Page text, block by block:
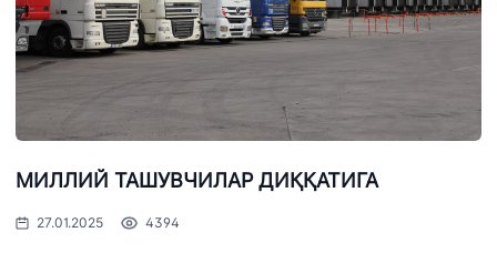
МИЛЛИЙ ТАШУВЧИЛАР ДИҚҚАТИГА
27.01.2025 4394